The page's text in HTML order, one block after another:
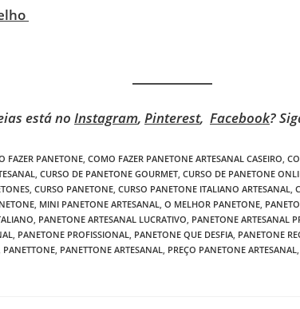
está no Instagram, Pinterest, Facebook?
FAZER PANETONE, COMO FAZER PANETONE ARTESANAL CASEIRO,
, CURSO DE PANETONE GOURMET, CURSO DE PANETONE
, CURSO PANETONE, CURSO PANETONE ITALIANO ARTESANAL,
, MINI PANETONE ARTESANAL, O MELHOR PANETONE,
, PANETONE ARTESANAL LUCRATIVO, PANETONE ARTESANAL
, PANETONE PROFISSIONAL, PANETONE QUE DESFIA, PANETONE
PANETTONE, PANETTONE ARTESANAL, PREÇO PANETONE ARTESANAL,